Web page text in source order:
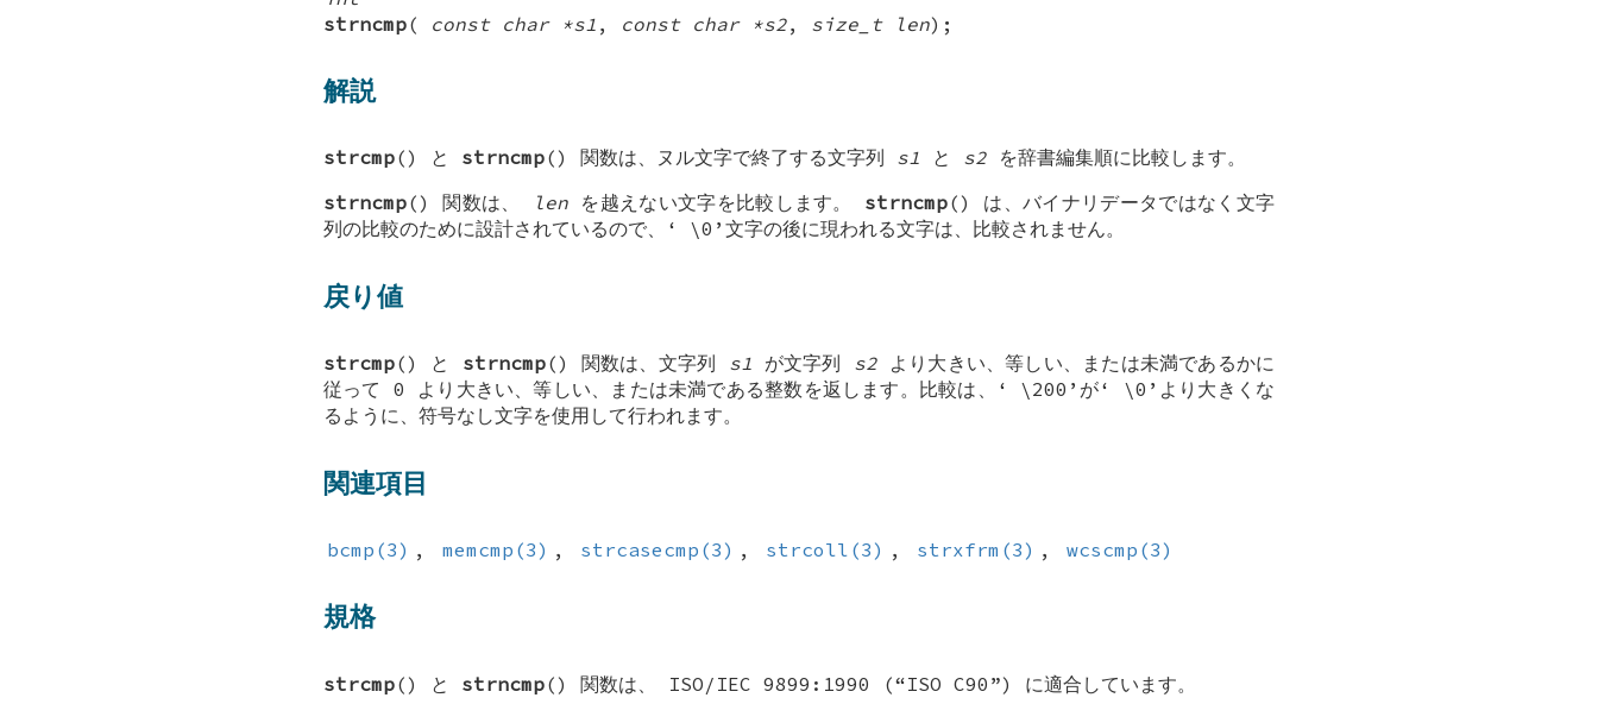
strncmp( const char *s1 , const char *s2, size_t len);
解説
strcmp() と strncmp() 関数は、ヌル文字で終了する文字列 s1 と s2 を辞書編集順に比較します。
strncmp() 関数は、 lenを越えない文字を比較します。 strncmp() は、バイナリデータではなく文字
列の比較のために設計されているので、‘ \0 ’文字の後に現われる文字は、比較されません。
戻り値
strcmp() と strncmp() 関数は、文字列 s1 が文字列 s2より大きい、等しい、または未満であるかに
従って 0 より大きい、等しい、または未満である整数を返します。比較は、‘ \200 ’が‘ \0 ’より大きくな
るように、符号なし文字を使用して行われます。
関連項目
bcmp(3) , memcmp(3) , strcasecmp(3) , strcoll(3) , strxfrm(3) , wcscmp(3)
規格
strcmp() と strncmp() 関数は、 ISO/IEC 9899:1990 (“ISO C90”) に適合しています。